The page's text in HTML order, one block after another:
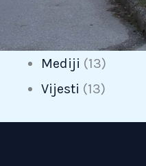
Mediji (13)
Vijesti (13)